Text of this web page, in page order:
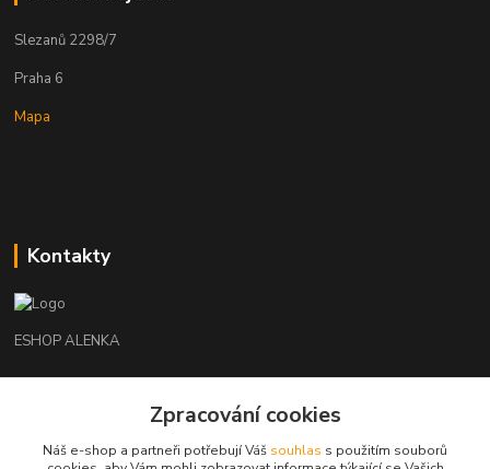
Slezanů 2298/7
Praha 6
Mapa
Kontakty
ESHOP ALENKA
+420602541312Zpracování cookies
Náš e-shop a partneři potřebují Váš souhlas s použitím souborů